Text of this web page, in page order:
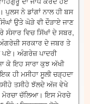
ਪੁਲਸ ਨੇ ਡਾਂਗਾਂ ਨਾਲ ਹੀ ਬਸ
ਉਤੇ ਘੋੜੇ ਵੀ ਦੌੜਾਏ ਜਾਣ
ਸੰਸਾਰ ਵਿਚ ਸਿੱਖਾਂ ਦੇ ਸਬਰ,
ਸਰਕਾਰ ਦੇ ਜਬਰ ਤੇ
ਅੰਗਰੇਜ਼ ਪਾਦਰੀ
ਕੇ ਇਹ ਸਾਰਾ ਕੁਝ ਅੱਖੀ
ਹੀ ਮਸੀਹਾ ਸੂਲੀ ਚੜ੍ਹਦਾ
ਤਸੀਹੇ ਝੱਲਦੇ ਅੱਜ ਵੇਖੇ
ਚੱਲਿਆ। ਇਸ ਮੋਰਚੇ